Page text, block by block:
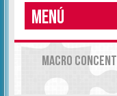
MENÚ
MACRO